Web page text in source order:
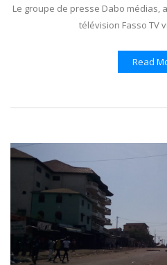
Le groupe de presse Dabo médias,
télévision Fasso TV
Read